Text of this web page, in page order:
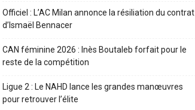
Officiel : L’AC Milan annonce la résiliation du contrat
d’Ismaël Bennacer
CAN féminine 2026 : Inès Boutaleb forfait pour le
reste de la compétition
Ligue 2 : Le NAHD lance les grandes manœuvres
pour retrouver l’élite